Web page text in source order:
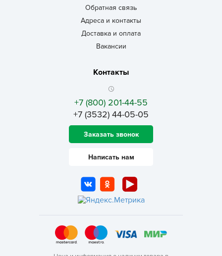
Обратная связь
Адреса и контакты
Доставка и оплата
Вакансии
Контакты
+7 (800) 201-44-55
+7 (3532) 44-05-05
Заказать звонок
Написать нам